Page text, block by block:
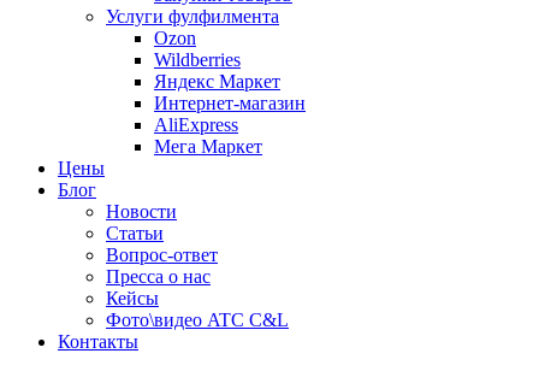
Услуги фулфилмента
Ozon
Wildberries
Яндекс Маркет
Интернет-магазин
AliExpress
Мега Маркет
Цены
Блог
Новости
Статьи
Вопрос-ответ
Пресса о нас
Кейсы
Фото\видео ATC C&L
Контакты